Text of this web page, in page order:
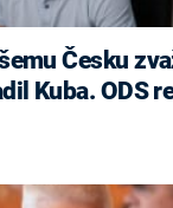
Kuba. ODS